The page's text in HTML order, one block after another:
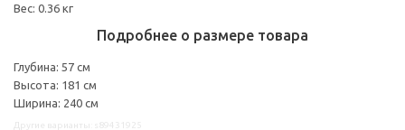
Вес: 0.36 кг
Подробнее о размере товара
Глубина: 57 см
Высота: 181 см
Ширина: 240 см